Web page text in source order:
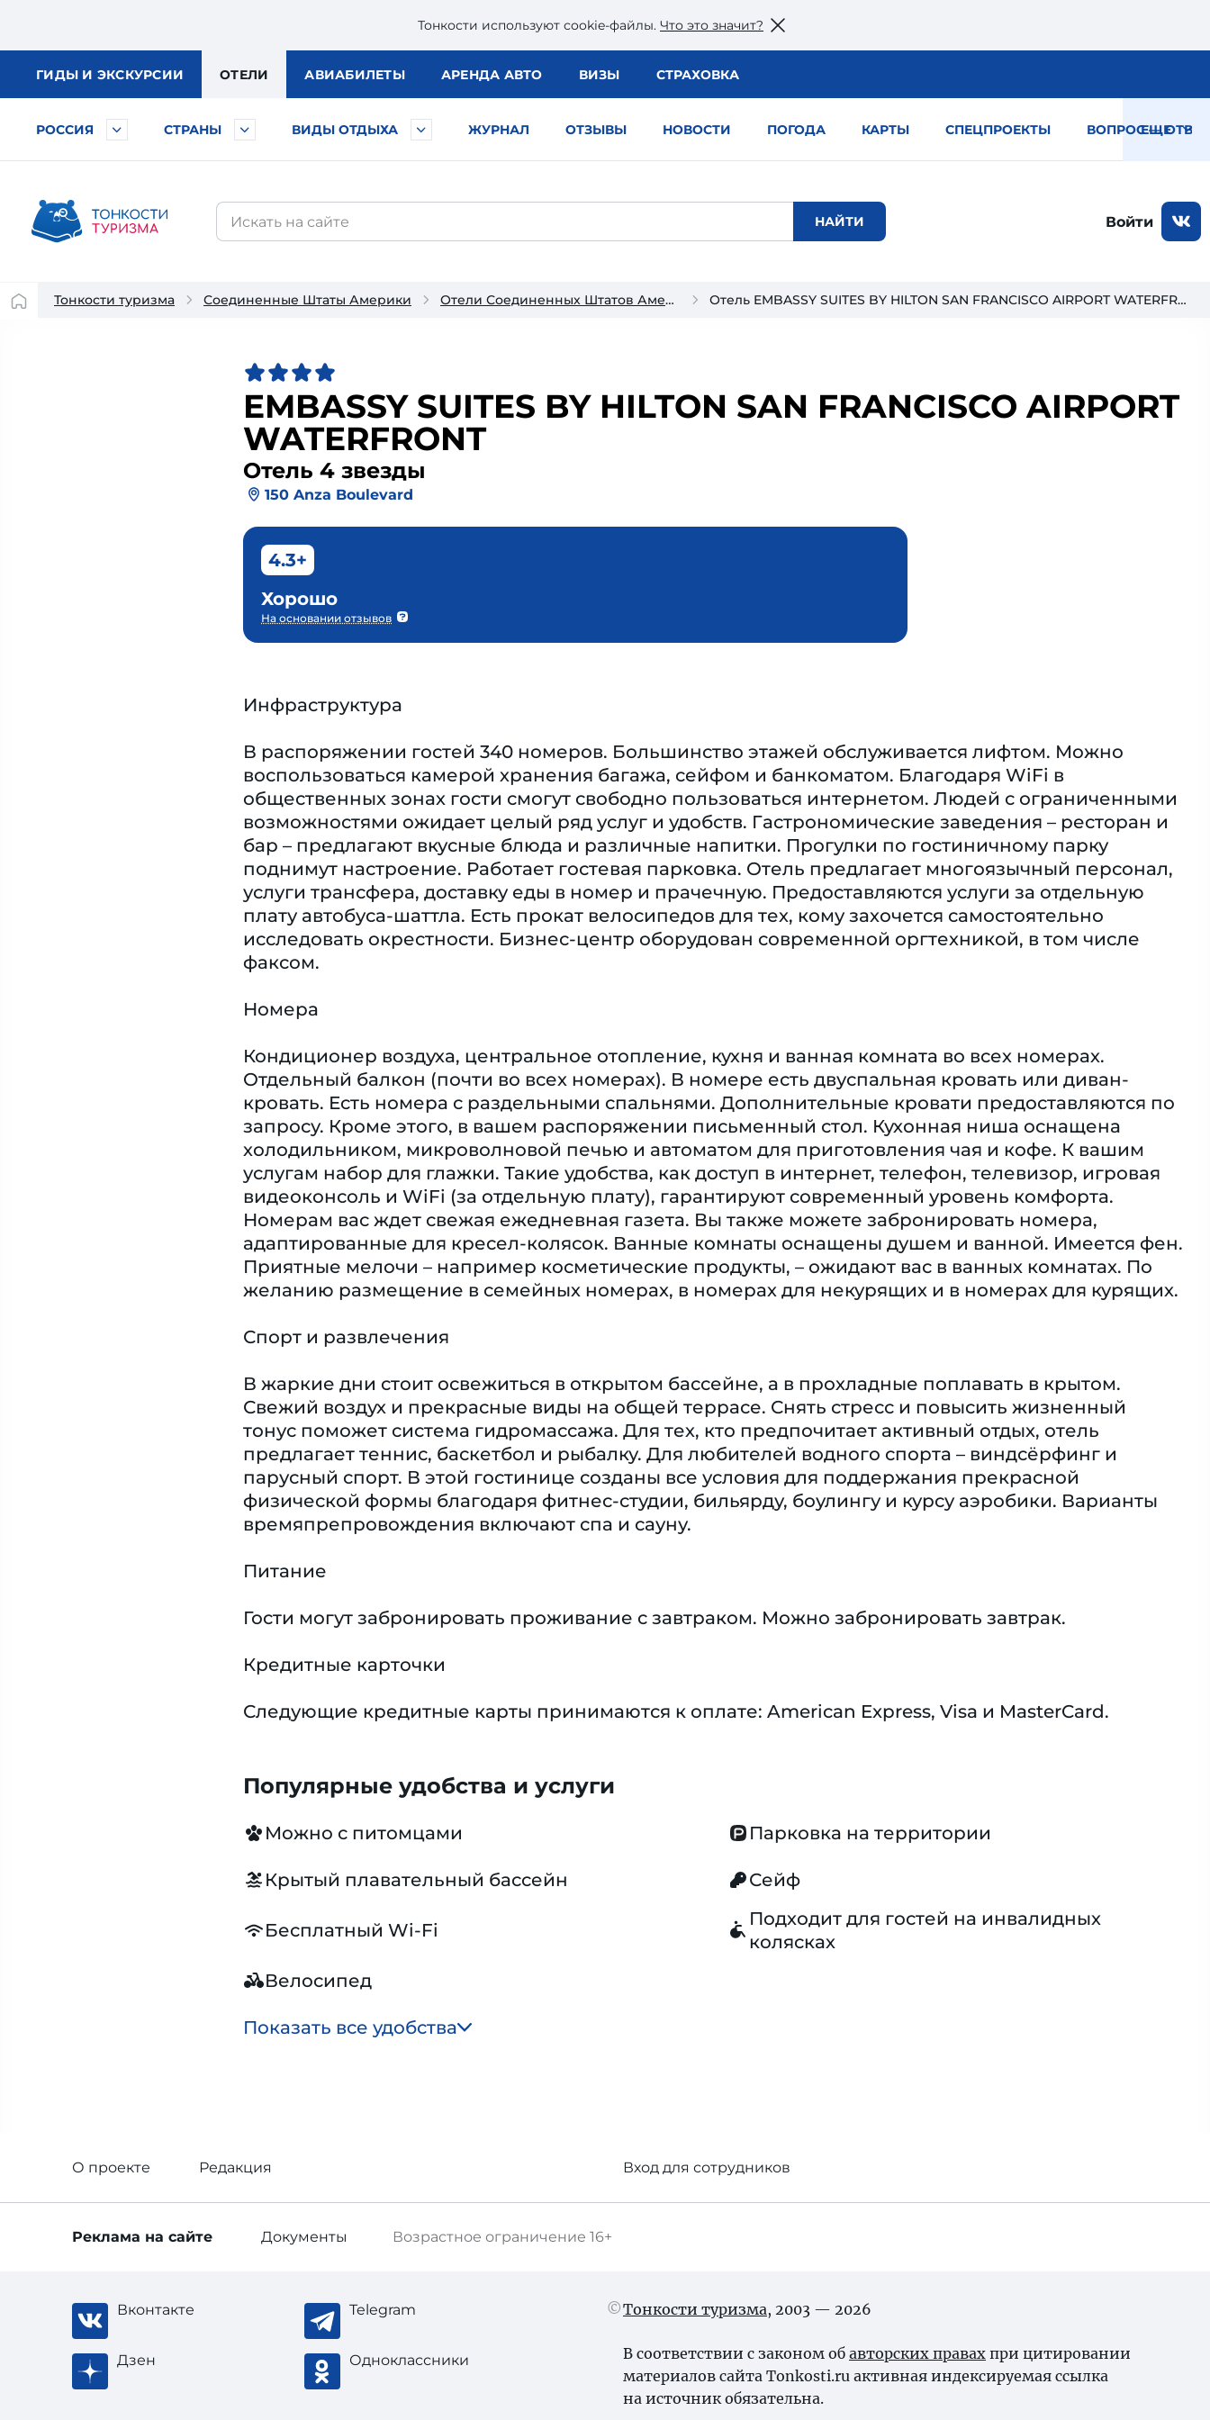
Тонкости используют сookie-файлы. Что это значит?
ГИДЫ И ЭКСКУРСИИ ОТЕЛИ АВИАБИЛЕТЫ АРЕНДА АВТО ВИЗЫ СТРАХОВКА
РОССИЯ СТРАНЫ ВИДЫ ОТДЫХА ЖУРНАЛ ОТЗЫВЫ НОВОСТИ ПОГОДА КАРТЫ СПЕЦПРОЕКТЫ ВОПРОС — ОТВЕТ
ЕЩЕ
Войти
Тонкости туризма Соединенные Штаты Америки Отели Соединенных Штатов Америки Отель EMBASSY SUITES BY HILTON SAN FRANCISCO AIRPORT WATERFRONT 4*
EMBASSY SUITES BY HILTON SAN FRANCISCO AIRPORT
WATERFRONT
Отель 4 звезды
150 Anza Boulevard
4.3+
Хорошо
На основании отзывов
Инфраструктура
В распоряжении гостей 340 номеров. Большинство этажей обслуживается лифтом. Можно
воспользоваться камерой хранения багажа, сейфом и банкоматом. Благодаря WiFi в
общественных зонах гости смогут свободно пользоваться интернетом. Людей с ограниченными
возможностями ожидает целый ряд услуг и удобств. Гастрономические заведения – ресторан и
бар – предлагают вкусные блюда и различные напитки. Прогулки по гостиничному парку
поднимут настроение. Работает гостевая парковка. Отель предлагает многоязычный персонал,
услуги трансфера, доставку еды в номер и прачечную. Предоставляются услуги за отдельную
плату автобуса-шаттла. Есть прокат велосипедов для тех, кому захочется самостоятельно
исследовать окрестности. Бизнес-центр оборудован современной оргтехникой, в том числе
факсом.
Номера
Кондиционер воздуха, центральное отопление, кухня и ванная комната во всех номерах.
Отдельный балкон (почти во всех номерах). В номере есть двуспальная кровать или диван-
кровать. Есть номера с раздельными спальнями. Дополнительные кровати предоставляются по
запросу. Кроме этого, в вашем распоряжении письменный стол. Кухонная ниша оснащена
холодильником, микроволновой печью и автоматом для приготовления чая и кофе. К вашим
услугам набор для глажки. Такие удобства, как доступ в интернет, телефон, телевизор, игровая
видеоконсоль и WiFi (за отдельную плату), гарантируют современный уровень комфорта.
Номерам вас ждет свежая ежедневная газета. Вы также можете забронировать номера,
адаптированные для кресел-колясок. Ванные комнаты оснащены душем и ванной. Имеется фен.
Приятные мелочи – например косметические продукты, – ожидают вас в ванных комнатах. По
желанию размещение в семейных номерах, в номерах для некурящих и в номерах для курящих.
Спорт и развлечения
В жаркие дни стоит освежиться в открытом бассейне, а в прохладные поплавать в крытом.
Свежий воздух и прекрасные виды на общей террасе. Снять стресс и повысить жизненный
тонус поможет система гидромассажа. Для тех, кто предпочитает активный отдых, отель
предлагает теннис, баскетбол и рыбалку. Для любителей водного спорта – виндсёрфинг и
парусный спорт. В этой гостинице созданы все условия для поддержания прекрасной
физической формы благодаря фитнес-студии, бильярду, боулингу и курсу аэробики. Варианты
времяпрепровождения включают спа и сауну.
Питание
Гости могут забронировать проживание с завтраком. Можно забронировать завтрак.
Кредитные карточки
Следующие кредитные карты принимаются к оплате: American Express, Visa и MasterCard.
Популярные удобства и услуги
Можно с питомцами Парковка на территории
Крытый плавательный бассейн Сейф
Бесплатный Wi-Fi
Подходит для гостей на инвалидных
колясках
Велосипед
Показать все удобства
О проекте Редакция Вход для сотрудников
Возрастное ограничение 16+
Реклама на сайте Документы
Вконтакте Telegram
Дзен Одноклассники
Тонкости туризма, 2003 — 2026
В соответствии с законом об авторских правах при цитировании
материалов сайта Tonkosti.ru активная индексируемая ссылка
на источник обязательна.